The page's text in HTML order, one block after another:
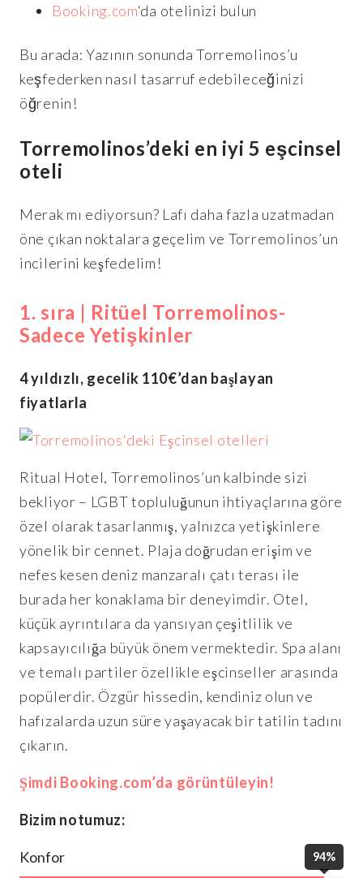
Booking.com‘da otelinizi bulun
Bu arada: Yazının sonunda Torremolinos’u
keşfederken nasıl tasarruf edebileceğinizi
öğrenin!
Torremolinos’deki en iyi 5 eşcinsel
oteli
Merak mı ediyorsun? Lafı daha fazla uzatmadan
öne çıkan noktalara geçelim ve Torremolinos’un
incilerini keşfedelim!
1. sıra | Ritüel Torremolinos-
Sadece Yetişkinler
4 yıldızlı, gecelik 110€’dan başlayan
fiyatlarla
Ritual Hotel, Torremolinos’un kalbinde sizi
bekliyor – LGBT topluluğunun ihtiyaçlarına göre
özel olarak tasarlanmış, yalnızca yetişkinlere
yönelik bir cennet. Plaja doğrudan erişim ve
nefes kesen deniz manzaralı çatı terası ile
burada her konaklama bir deneyimdir. Otel,
küçük ayrıntılara da yansıyan çeşitlilik ve
kapsayıcılığa büyük önem vermektedir. Spa alanı
ve temalı partiler özellikle eşcinseller arasında
popülerdir. Özgür hissedin, kendiniz olun ve
hafızalarda uzun süre yaşayacak bir tatilin tadını
çıkarın.
Şimdi Booking.com’da görüntüleyin!
Bizim notumuz:
Konfor 94%